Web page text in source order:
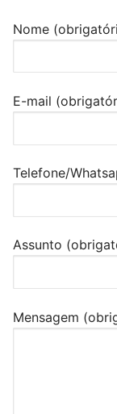
Nome
E-mail
Telefone/
Assunto
Mensagem